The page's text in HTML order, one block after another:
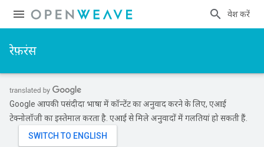
प्रवेश करें
रेफ़रंस
Google आपकी पसंदीदा भाषा में कॉन्टेंट का अनुवाद करने के लिए, एआई
टेक्नोलॉजी का इस्तेमाल करता है. एआई से मिले अनुवादों में गलतियां हो सकती हैं.